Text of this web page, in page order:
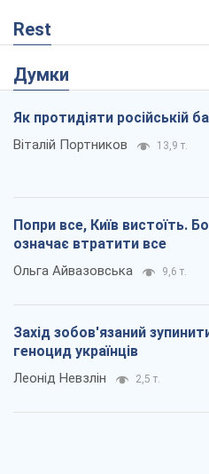
Rest
Думки
Як протидіяти російській
Віталій Портников 13,9 т.
Попри все, Київ вистоїть.
означає втратити все
Ольга Айвазовська 9,6 т.
Захід зобов'язаний
геноцид українців
Леонід Невзлін 2,5 т.